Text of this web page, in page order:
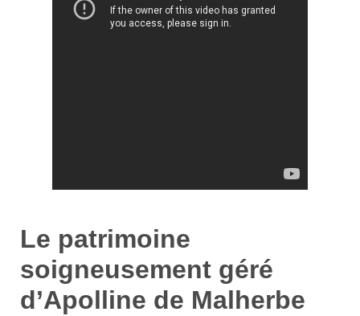
Le patrimoine
soigneusement géré
d’Apolline de Malherbe